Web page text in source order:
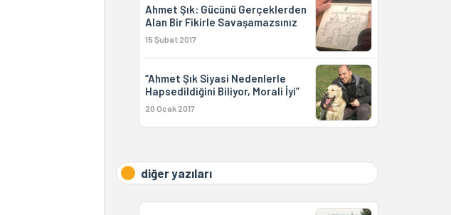
Ahmet Şık: Gücünü Gerçeklerden
Alan Bir Fikirle Savaşamazsınız
15 Şubat 2017
“Ahmet Şık Siyasi Nedenlerle
Hapsedildiğini Biliyor, Morali İyi”
20 Ocak 2017
diğer yazıları